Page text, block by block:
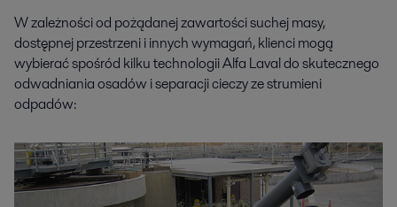
W zależności od pożądanej zawartości suchej masy,
dostępnej przestrzeni i innych wymagań, klienci mogą
wybierać spośród kilku technologii Alfa Laval do skutecznego
odwadniania osadów i separacji cieczy ze strumieni
odpadów: